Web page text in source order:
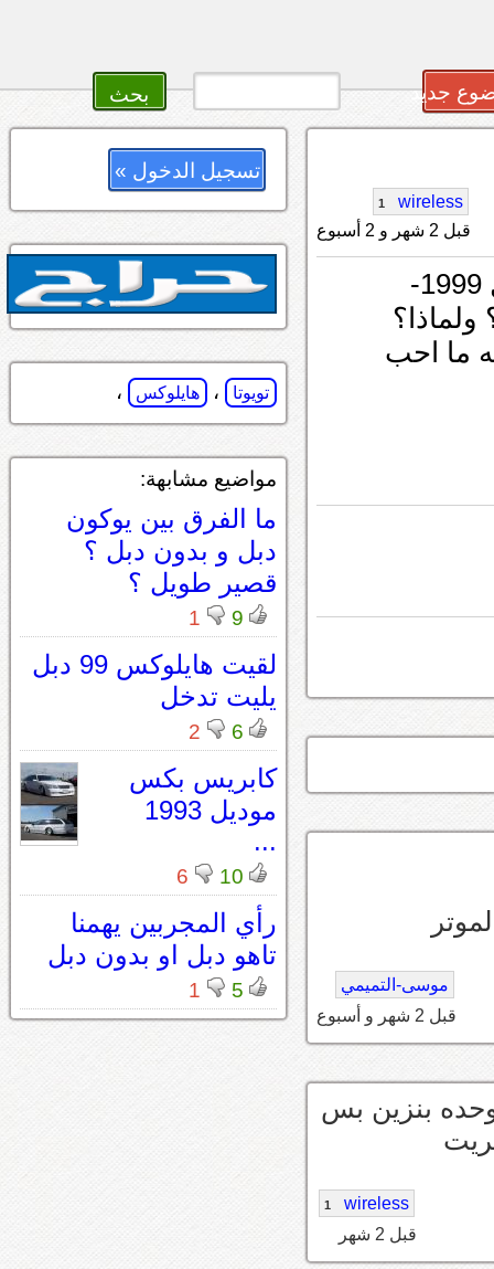
جديد
wireless
1
قبل 2 شهر و 2 أسبوع
السلام عليكم...ودي اشتري هايلوكس دبل 1999-
ما احب
موسى-التميمي
قبل 2 شهر و أسبوع
بنزين بس
wireless
1
قبل 2 شهر
تسجيل الدخول »
تويوتا ، هايلوكس ،
مواضيع مشابهة:
ما الفرق بين يوكون
دبل و بدون دبل ؟
قصير طويل ؟
9
1
لقيت هايلوكس 99 دبل
يليت تدخل
6
2
كابريس بكس
موديل 1993
...
10
6
رأي المجربين يهمنا
تاهو دبل او بدون دبل
5
1